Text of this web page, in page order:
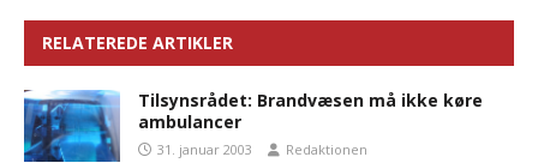
RELATEREDE ARTIKLER
Tilsynsrådet: Brandvæsen må ikke køre
ambulancer
31. januar 2003 Redaktionen